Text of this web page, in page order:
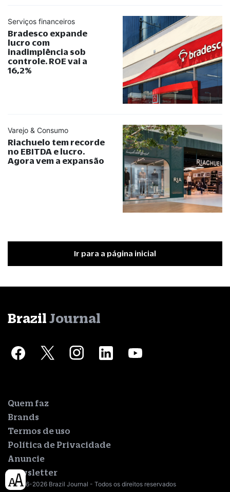
Serviços financeiros
Bradesco expande
lucro com
inadimplência sob
controle. ROE vai a
16,2%
Varejo & Consumo
Riachuelo tem recorde
no EBITDA e lucro.
Agora vem a expansão
Ir para a página inicial
Brazil Journal
Quem faz
Brands
Termos de uso
Política de Privacidade
Anuncie
Newsletter
© 2016-2026 Brazil Journal - Todos os direitos reservados